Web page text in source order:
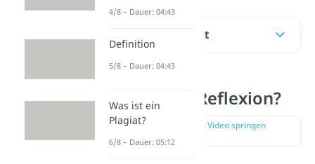
Inhaltsübersicht
Was ist eine Reflexion?
zur Stelle im Video springen
4/8 – Dauer: 04:43
Definition
5/8 – Dauer: 04:43
Was ist ein
Plagiat?
6/8 – Dauer: 05:12